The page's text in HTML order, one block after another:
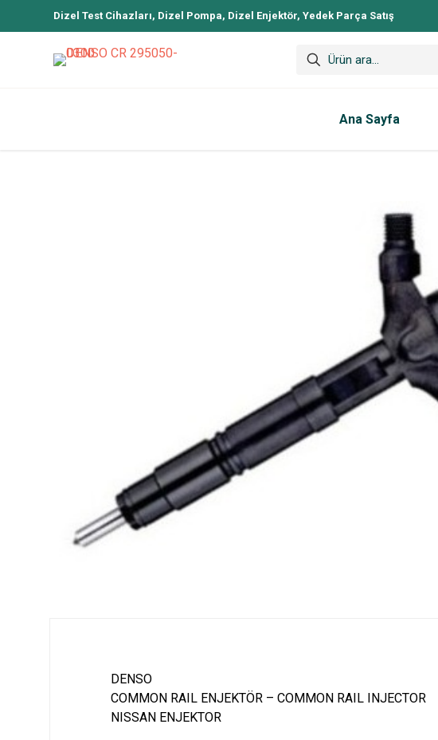
Dizel Test Cihazları, Dizel Pompa, Dizel Enjektör, Yedek Parça Satış
Ana Sayfa
DENSO
COMMON RAIL ENJEKTÖR – COMMON RAIL INJECTOR
NISSAN ENJEKTOR